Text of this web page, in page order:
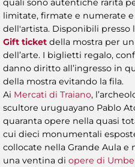
quali sono autentiche rarità
limitate, firmate e numerate
dell'artista. Disponibili presso
Gift ticket della mostra per
dell’arte. I biglietti regalo,
danno diritto all’ingresso in
della mostra evitando la fila.
Ai Mercati di Traiano,
scultore uruguayano Pablo
quaranta opere nella quasi
cui dieci monumentali
collocate nella Grande Aula e
una ventina di opere di